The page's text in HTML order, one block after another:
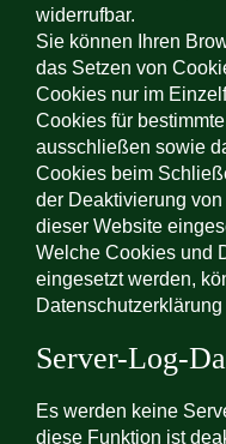
widerrufbar.
Sie können Ihren
das Setzen von
Cookies nur im
Cookies für
ausschließen sowie
Cookies beim
der Deaktivierung
dieser Website
Welche Cookies und
eingesetzt werden,
Server-Log-
Es werden keine
diese Funktion ist